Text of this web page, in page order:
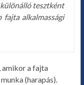
tesztként
fajta alkalmassági
amikor a fajta
(harapás).